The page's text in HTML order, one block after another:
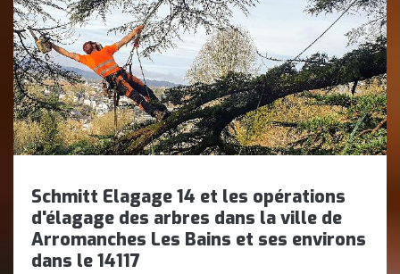
Schmitt Elagage 14 et les opérations
d'élagage des arbres dans la ville de
Arromanches Les Bains et ses environs
dans le 14117